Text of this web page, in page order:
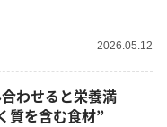
2026.05.12
わせると栄養満
質を含む食材”